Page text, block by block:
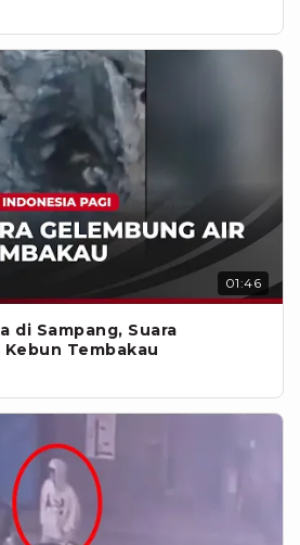
01:46
di Sampang, Suara
Tembakau